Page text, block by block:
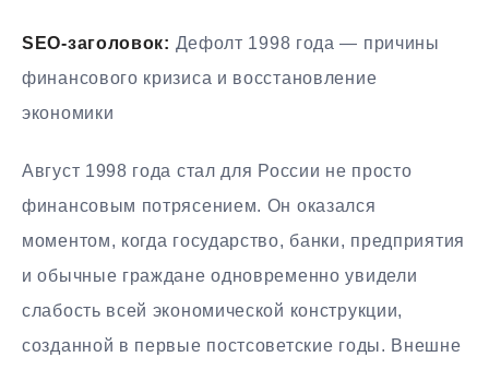
SEO-заголовок: Дефолт 1998 года — причины
финансового кризиса и восстановление
экономики
Август 1998 года стал для России не просто
финансовым потрясением. Он оказался
моментом, когда государство, банки, предприятия
и обычные граждане одновременно увидели
слабость всей экономической конструкции,
созданной в первые постсоветские годы. Внешне